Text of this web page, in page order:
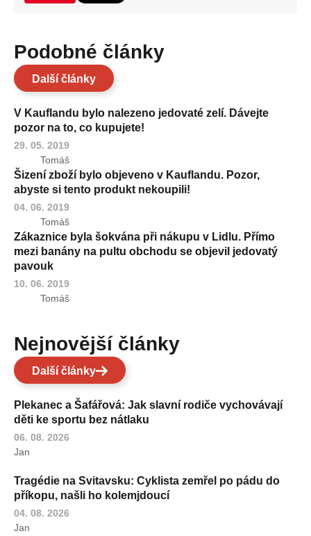
Podobné články
Další články
V Kauflandu bylo nalezeno jedovaté zelí. Dávejte
pozor na to, co kupujete!
29. 05. 2019
Tomáš
Šizení zboží bylo objeveno v Kauflandu. Pozor,
abyste si tento produkt nekoupili!
04. 06. 2019
Tomáš
Zákaznice byla šokvána při nákupu v Lidlu. Přímo
mezi banány na pultu obchodu se objevil jedovatý
pavouk
10. 06. 2019
Tomáš
Nejnovější články
Další články
Plekanec a Šafářová: Jak slavní rodiče vychovávají
děti ke sportu bez nátlaku
06. 08. 2026
Jan
Tragédie na Svitavsku: Cyklista zemřel po pádu do
příkopu, našli ho kolemjdoucí
04. 08. 2026
Jan